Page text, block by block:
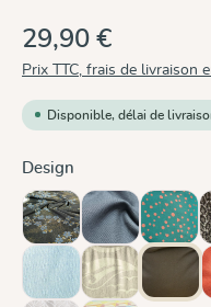
29,90 €
Prix TTC, frais de livraison
Disponible, délai de
Sélectionnez
Design
Blue Blossom
Graphit Hope
Ocean Oceanis Olive